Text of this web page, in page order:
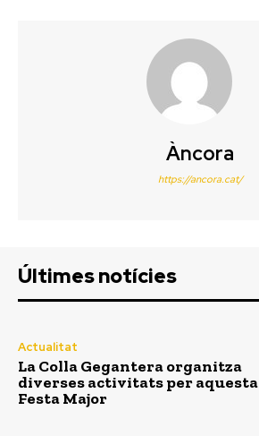
Àncora
https://ancora.cat/
Últimes notícies
Actualitat
La Colla Gegantera organitza
diverses activitats per aquesta
Festa Major